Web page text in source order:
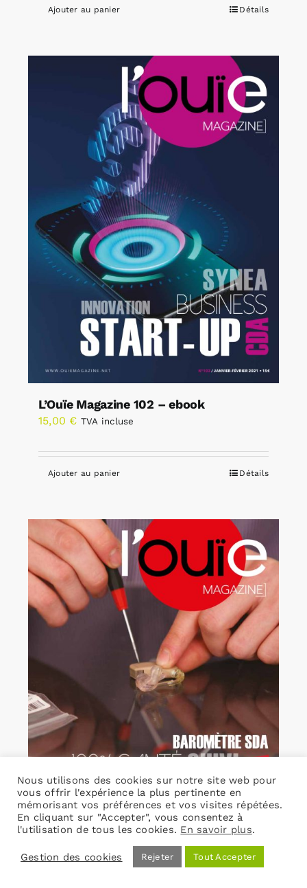
Ajouter au panier Détails
L’Ouïe Magazine 102 – ebook
15,00 € TVA incluse
Ajouter au panier Détails
L’Ouïe Magazine 103 – ebook
Nous utilisons des cookies sur notre site web pour
vous offrir l'expérience la plus pertinente en
mémorisant vos préférences et vos visites répétées.
En cliquant sur "Accepter", vous consentez à
l'utilisation de tous les cookies. En savoir plus.
Gestion des cookies Rejeter Tout Accepter